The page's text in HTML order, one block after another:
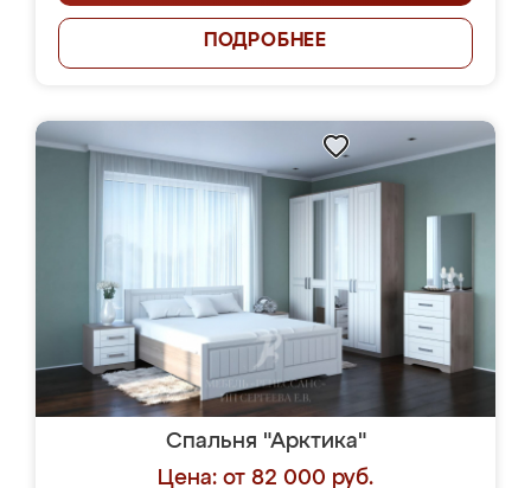
ПОДРОБНЕЕ
Спальня "Арктика"
Цена: от 82 000 руб.